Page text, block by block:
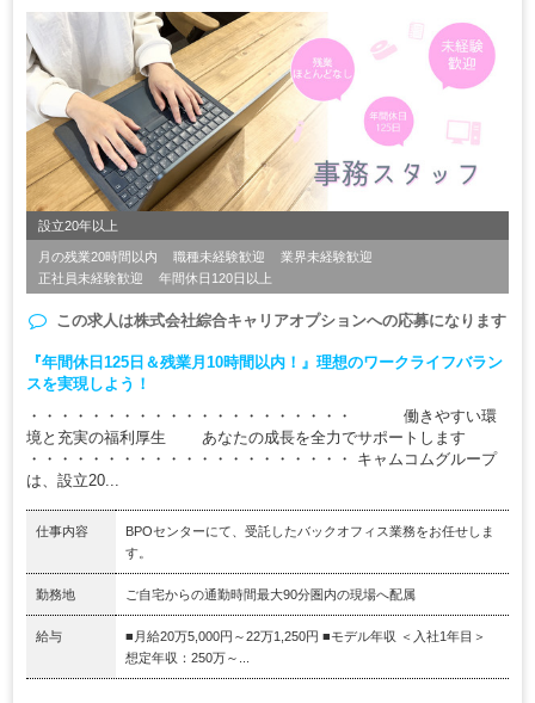
設立20年以上
月の残業20時間以内 職種未経験歓迎
業界未経験歓迎
正社員未経験歓迎
年間休日120日以上
この求人は株式会社綜合キャリアオプションへの応募になります
『年間休日125日＆残業月10時間以内！』理想のワークライフバラン
スを実現しよう！
・・・・・・・・・・・・・・・・・・・・・ 働きやすい環
境と充実の福利厚生 あなたの成長を全力でサポートします
・・・・・・・・・・・・・・・・・・・・・ キャムコムグループ
は、設立20...
仕事内容
BPOセンターにて、受託したバックオフィス業務をお任せしま
す。
勤務地 ご自宅からの通勤時間最大90分圏内の現場へ配属
給与
■月給20万5,000円～22万1,250円 ■モデル年収 ＜入社1年目＞
想定年収：250万～...